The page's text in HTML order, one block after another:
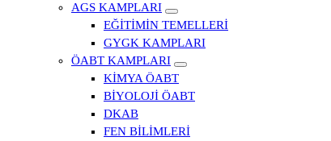
AGS KAMPLARI
EĞİTİMİN TEMELLERİ
GYGK KAMPLARI
ÖABT KAMPLARI
KİMYA ÖABT
BİYOLOJİ ÖABT
DKAB
FEN BİLİMLERİ